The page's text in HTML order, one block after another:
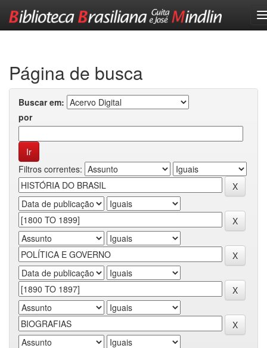
Página de busca
Buscar em:
por
Filtros correntes: